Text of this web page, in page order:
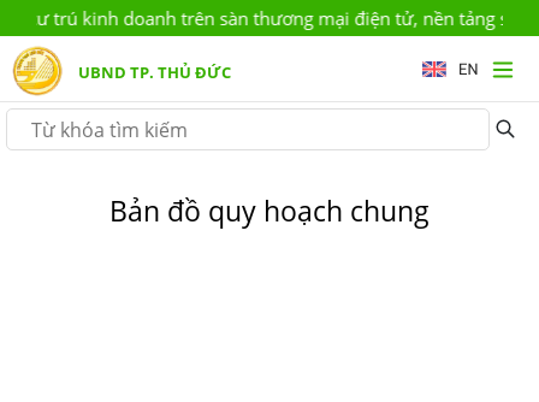
trú kinh doanh trên sàn thương mại điện tử, nền tảng số
UBND TP. THỦ ĐỨC
Bản đồ quy hoạch chung